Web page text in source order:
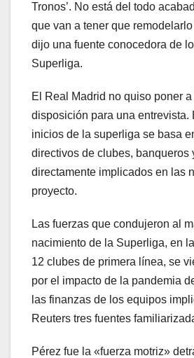
Tronos’. No está del todo
que van a tener que
dijo una fuente conocedora de
Superliga.
El Real Madrid no quiso poner a
disposición para una entrevista.
inicios de la superliga se basa
directivos de clubes, banqueros
directamente implicados en las
proyecto.
Las fuerzas que condujeron al
nacimiento de la Superliga, en
12 clubes de primera línea, se
por el impacto de la pandemia
las finanzas de los equipos
Reuters tres fuentes
Pérez fue la «fuerza motriz»